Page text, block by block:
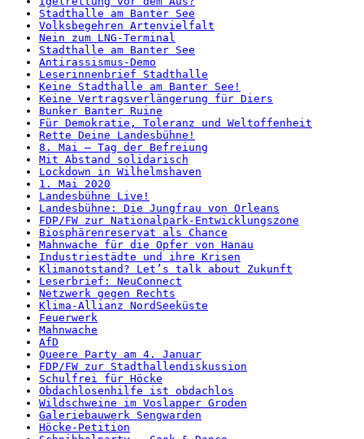
Stadthalle am Banter See
Volksbegehren Artenvielfalt
Nein zum LNG-Terminal
Stadthalle am Banter See
Antirassismus-Demo
Leserinnenbrief Stadthalle
Keine Stadthalle am Banter See!
Keine Vertragsverlängerung für Diers
Bunker Banter Ruine
Für Demokratie, Toleranz und Weltoffenheit
Rette Deine Landesbühne!
8. Mai – Tag der Befreiung
Mit Abstand solidarisch
Lockdown in Wilhelmshaven
1. Mai 2020
Landesbühne Live!
Landesbühne: Die Jungfrau von Orleans
FDP/FW zur Nationalpark-Entwicklungszone
Biosphärenreservat als Chance
Mahnwache für die Opfer von Hanau
Industriestädte und ihre Krisen
Klimanotstand? Let’s talk about Zukunft
Leserbrief: NeuConnect
Netzwerk gegen Rechts
Klima-Allianz NordSeeküste
Feuerwerk
Mahnwache
AfD
Queere Party am 4. Januar
FDP/FW zur Stadthallendiskussion
Schulfrei für Höcke
Obdachlosenhilfe ist obdachlos
Wildschweine im Voslapper Groden
Galeriebauwerk Sengwarden
Höcke-Petition